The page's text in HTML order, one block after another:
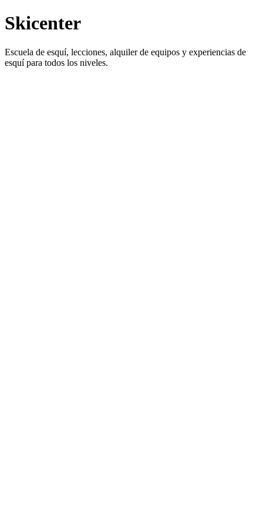
Skicenter
Escuela de esquí, lecciones, alquiler de equipos y experiencias de
esquí para todos los niveles.